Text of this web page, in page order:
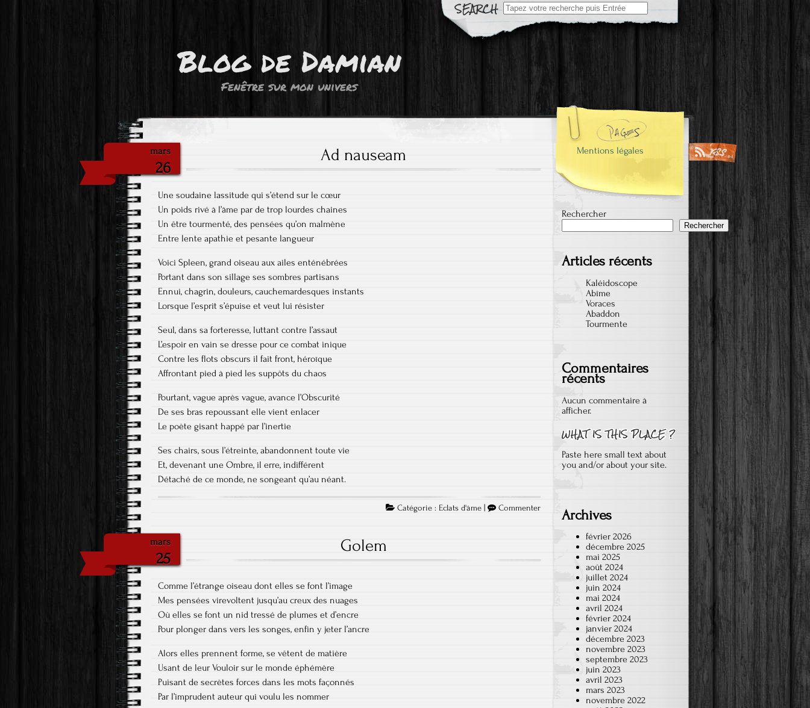
Résultats
de
recherche
Blog de Damian
Fenêtre sur mon univers
mars
26
Ad nauseam
Une soudaine lassitude qui s’étend sur le cœur
Un poids rivé à l’âme par de trop lourdes chaines
Un être tourmenté, des pensées qu’on malmène
Entre lente apathie et pesante langueur
Voici Spleen, grand oiseau aux ailes enténébrées
Portant dans son sillage ses sombres partisans
Ennui, chagrin, douleurs, cauchemardesques instants
Lorsque l’esprit s’épuise et veut lui résister
Seul, dans sa forteresse, luttant contre l’assaut
L’espoir en vain se dresse pour ce combat inique
Contre les flots obscurs il fait front, héroïque
Affrontant pied à pied les suppôts du chaos
Pourtant, vague après vague, avance l’Obscurité
De ses bras repoussant elle vient enlacer
Le poète gisant happé par l’inertie
Ses chairs, sous l’étreinte, abandonnent toute vie
Et, devenant une Ombre, il erre, indifférent
Détaché de ce monde, ne songeant qu’au néant.
Catégorie : Eclats d'âme | Commenter
mars
25
Golem
Comme l’étrange oiseau dont elles se font l’image
Mes pensées virevoltent jusqu’au creux des nuages
Où elles se font un nid tressé de plumes et d’encre
Pour plonger dans vers les songes, enfin y jeter l’ancre
Alors elles prennent forme, se vêtent de matière
Usant de leur Vouloir sur le monde éphémère
Puisant de secrètes forces dans les mots façonnés
Par l’imprudent auteur qui voulu les nommer
Mentions légales
Rechercher
Rechercher
Articles récents
Kaléidoscope
Abîme
Voraces
Abaddon
Tourmente
Commentaires
récents
Aucun commentaire à
afficher.
Paste here small text about
you and/or about your site.
Archives
février 2026
décembre 2025
mai 2025
août 2024
juillet 2024
juin 2024
mai 2024
avril 2024
février 2024
janvier 2024
décembre 2023
novembre 2023
septembre 2023
juin 2023
avril 2023
mars 2023
novembre 2022